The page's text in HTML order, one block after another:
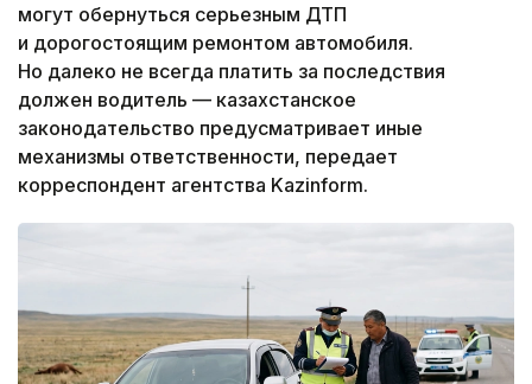
могут обернуться серьезным ДТП
и дорогостоящим ремонтом автомобиля.
Но далеко не всегда платить за последствия
должен водитель — казахстанское
законодательство предусматривает иные
механизмы ответственности, передает
корреспондент агентства Kazinform.